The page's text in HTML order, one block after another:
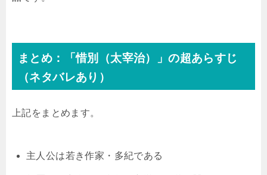
まとめ：「惜別（太宰治）」の超あらすじ
（ネタバレあり）
上記をまとめます。
主人公は若き作家・多紀である